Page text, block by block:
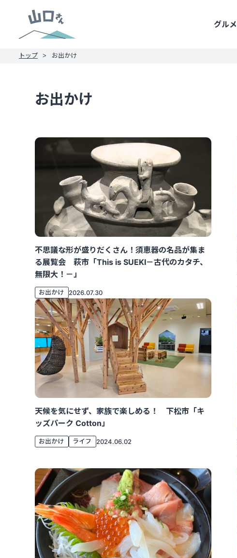
グルメ
トップ お出かけ
お出かけ
不思議な形が盛りだくさん！須恵器の名品が集ま
る展覧会 萩市「This is SUEKI－古代のカタチ、
無限大！－」
お出かけ 2026.07.30
天候を気にせず、家族で楽しめる！ 下松市「キ
ッズパーク Cotton」
お出かけ ライフ 2024.06.02